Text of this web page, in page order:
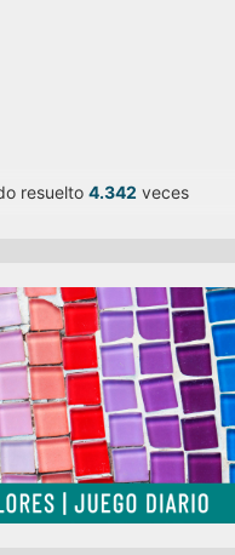
resuelto 4.342 veces